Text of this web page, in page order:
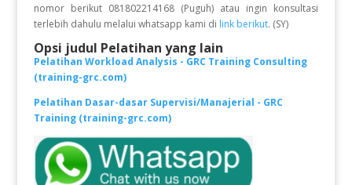
nomor berikut 081802214168 (Puguh) atau ingin konsultasi
terlebih dahulu melalui whatsapp kami di link berikut. (SY)
Opsi judul Pelatihan yang lain
Pelatihan Workload Analysis - GRC Training Consulting
(training-grc.com)
Pelatihan Dasar-dasar Supervisi/Manajerial - GRC
Training (training-grc.com)